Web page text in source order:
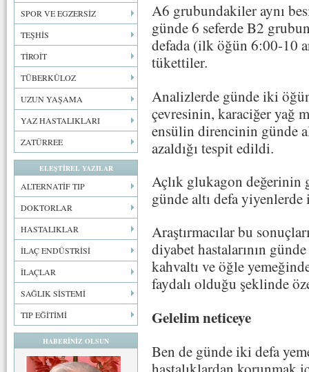
SPOR VE EGZERSİZ
TEŞHİS
TİROİT
TÜBERKÜLOZ
UZUN YAŞAMA
YAZ HASTALIKLARI
ZATÜRREE
ELEŞTİREL YAZILAR
ALTERNATİF TIP
DOKTORLAR
HASTALIKLAR
İLAÇ ENDÜSTRİSİ
İLAÇLAR
SAĞLIK SİSTEMİ
TIP EĞİTİMİ
HABERİNİZ OLSUN
A6 grubundakiler aynı
günde 6 seferde B2
defada (ilk öğün 6:00-10
tükettiler.
Analizlerde günde iki
çevresinin, karaciğer yağ
ensülin direncinin günde
azaldığı tespit edildi.
Açlık glukagon değerinin
günde altı defa yiyenlerde
Araştırmacılar bu
diyabet hastalarının
kahvaltı ve öğle
faydalı olduğu şeklinde
Gelelim neticeye
Ben de günde iki defa